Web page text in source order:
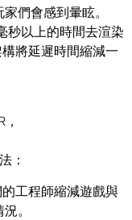
們會感到暈眩。
秒以上的時間去渲染
將延遲時間縮減一
：
的工程師縮減遊戲與
。